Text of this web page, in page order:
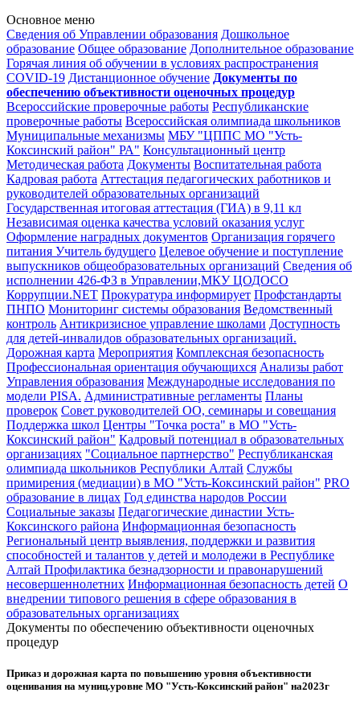
Основное меню
Сведения об Управлении образования Дошкольное
образование Общее образование Дополнительное образование
Горячая линия об обучении в условиях распространения
COVID-19 Дистанционное обучение Документы по
обеспечению объективности оценочных процедур
Всероссийские проверочные работы Республиканские
проверочные работы Всероссийская олимпиада школьников
Муниципальные механизмы МБУ "ЦППС МО "Усть-
Коксинский район" РА" Консультационный центр
Методическая работа Документы Воспитательная работа
Кадровая работа Аттестация педагогических работников и
руководителей образовательных организаций
Государственная итоговая аттестация (ГИА) в 9,11 кл
Независимая оценка качества условий оказания услуг
Оформление наградных документов Организация горячего
питания Учитель будущего Целевое обучение и поступление
выпускников общеобразовательных организаций Сведения об
исполнении 426-ФЗ в Управлении,МКУ ЦОДОСО
Коррупции.NET Прокуратура информирует Профстандарты
ПНПО Мониторинг системы образования Ведомственный
контроль Антикризисное управление школами Доступность
для детей-инвалидов образовательных организаций.
Дорожная карта Мероприятия Комплексная безопасность
Профессиональная ориентация обучающихся Анализы работ
Управления образования Международные исследования по
модели PISA. Административные регламенты Планы
проверок Совет руководителей ОО, семинары и совещания
Поддержка школ Центры "Точка роста" в МО "Усть-
Коксинский район" Кадровый потенциал в образовательных
организациях "Социальное партнерство" Республиканская
олимпиада школьников Республики Алтай Службы
примирения (медиации) в МО "Усть-Коксинский район" PRO
образование в лицах Год единства народов России
Социальные заказы Педагогические династии Усть-
Коксинского района Информационная безопасность
Региональный центр выявления, поддержки и развития
способностей и талантов у детей и молодежи в Республике
Алтай Профилактика безнадзорности и правонарушений
несовершеннолетних Информационная безопасность детей О
внедрении типового решения в сфере образования в
образовательных организациях
Документы по обеспечению объективности оценочных
процедур
Приказ и дорожная карта по повышению уровня объективности
оценивания на муниц.уровне МО "Усть-Коксинский район" на2023г